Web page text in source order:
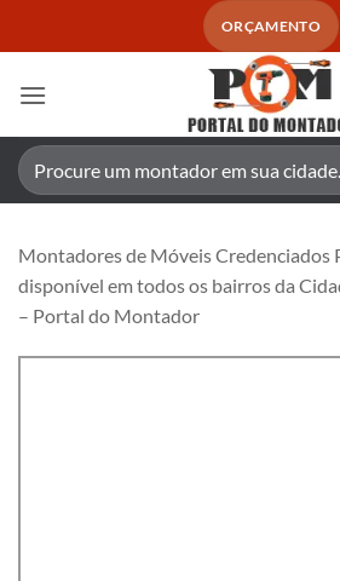
ORÇAMENTO
Pesquisar
por:
Montadores de Móveis
disponível em todos os bairros da
– Portal do Montador